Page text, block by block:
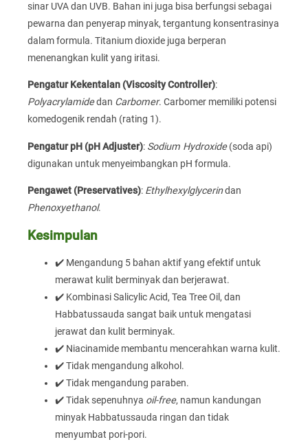
sinar UVA dan UVB. Bahan ini juga bisa berfungsi sebagai
pewarna dan penyerap minyak, tergantung konsentrasinya
dalam formula. Titanium dioxide juga berperan
menenangkan kulit yang iritasi.
Pengatur Kekentalan (Viscosity Controller):
Polyacrylamidedan Carbomer. Carbomer memiliki potensi
komedogenik rendah (rating 1).
Pengatur pH (pH Adjuster): Sodium Hydroxide(soda api)
digunakan untuk menyeimbangkan pH formula.
Pengawet (Preservatives): Ethylhexylglycerindan
Phenoxyethanol.
Kesimpulan
✔️ Mengandung 5 bahan aktif yang efektif untuk
merawat kulit berminyak dan berjerawat.
✔️ Kombinasi Salicylic Acid, Tea Tree Oil, dan
Habbatussauda sangat baik untuk mengatasi
jerawat dan kulit berminyak.
✔️ Niacinamide membantu mencerahkan warna kulit.
✔️ Tidak mengandung alkohol.
✔️ Tidak mengandung paraben.
✔️ Tidak sepenuhnya oil-free, namun kandungan
minyak Habbatussauda ringan dan tidak
menyumbat pori-pori.